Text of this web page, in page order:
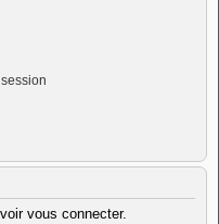
vous connecter.